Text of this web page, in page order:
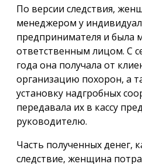
По версии следствия,
менеджером у
предпринимателя и была
ответственным лицом. С
года она получала от
организацию похорон, а
установку надгробных
передавала их в кассу
руководителю.
Часть полученных денег,
следствие, женщина